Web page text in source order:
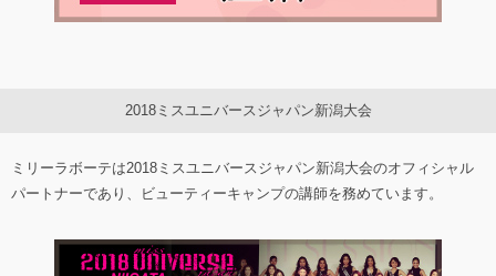
2018ミスユニバースジャパン新潟大会
ミリーラボーテは2018ミスユニバースジャパン新潟大会のオフィシャル
パートナーであり、ビューティーキャンプの講師を務めています。